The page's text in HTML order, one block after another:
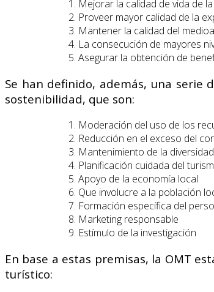
Mejorar la calidad de vida de
Proveer mayor calidad de la
Mantener la calidad del
La consecución de mayores
Asegurar la obtención de
Se han definido, además, una
sostenibilidad, que son:
Moderación del uso de los
Reducción en el exceso del
Mantenimiento de la
Planificación cuidada del
Apoyo de la economía local
Que involucre a la población
Formación específica del
Marketing responsable
Estímulo de la investigación
En base a estas premisas, la OMT
turístico: